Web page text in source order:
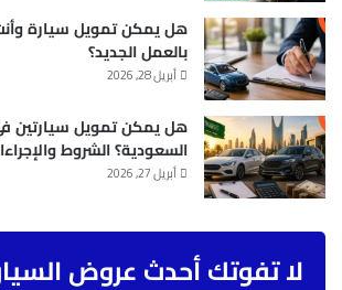
هل يمكن تمويل سيارة
بالعمل الجديد؟
أبريل 28, 2026
هل يمكن تمويل سيارتين
السعودية؟ الشروط
أبريل 27, 2026
لا تفوتك أحدث عروض